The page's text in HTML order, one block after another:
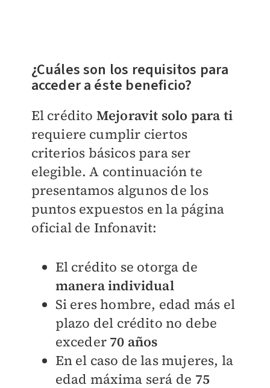
¿Cuáles son los requisitos para
acceder a éste beneficio?
El crédito Mejoravit solo para ti
requiere cumplir ciertos
criterios básicos para ser
elegible. A continuación te
presentamos algunos de los
puntos expuestos en la página
oficial de Infonavit:
El crédito se otorga de
manera individual
Si eres hombre, edad más el
plazo del crédito no debe
exceder 70 años
En el caso de las mujeres, la
edad máxima será de 75